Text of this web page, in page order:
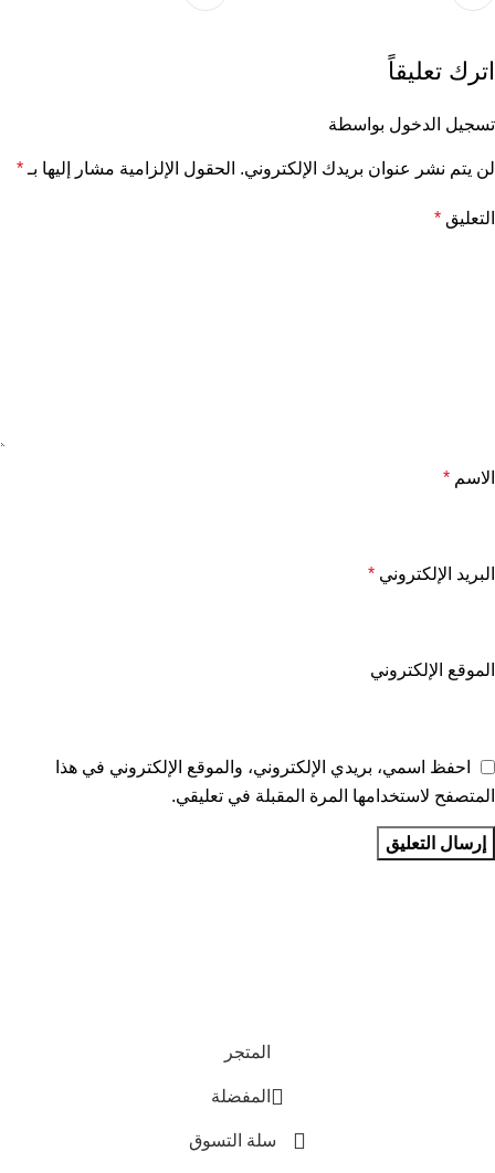
اترك تعليقاً
تسجيل الدخول بواسطة
لن يتم نشر عنوان بريدك الإلكتروني. الحقول الإلزامية مشار إليها بـ *
التعليق *
الاسم *
البريد الإلكتروني *
الموقع الإلكتروني
احفظ اسمي، بريدي الإلكتروني، والموقع الإلكتروني في هذا
المتصفح لاستخدامها المرة المقبلة في تعليقي.
المتجر
المفضلة
سلة التسوق